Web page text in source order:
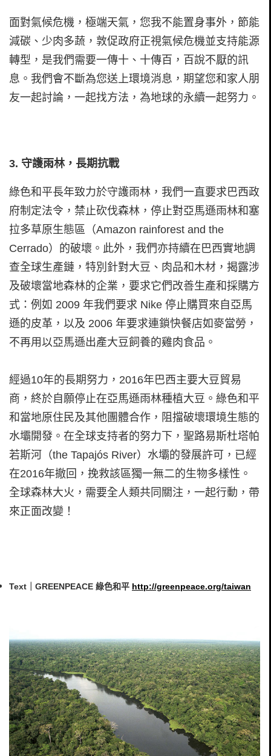
面對氣候危機，極端天氣，您我不能置身事外，節能
減碳、少肉多蔬，敦促政府正視氣候危機並支持能源
轉型，是我們需要一傳十、十傳百，百說不厭的訊
息。我們會不斷為您送上環境消息，期望您和家人朋
友一起討論，一起找方法，為地球的永續一起努力。
3. 守護雨林，長期抗戰
綠色和平長年致力於守護雨林，我們一直要求巴西政
府制定法令，禁止砍伐森林，停止對亞馬遜雨林和塞
拉多草原生態區（Amazon rainforest and the
Cerrado）的破壞。此外，我們亦持續在巴西實地調
查全球生產鏈，特別針對大豆、肉品和木材，揭露涉
及破壞當地森林的企業，要求它們改善生產和採購方
式：例如 2009 年我們要求 Nike 停止購買來自亞馬
遜的皮革，以及 2006 年要求連鎖快餐店如麥當勞，
不再用以亞馬遜出產大豆飼養的雞肉食品。
經過10年的長期努力，2016年巴西主要大豆貿易
商，終於自願停止在亞馬遜雨林種植大豆。綠色和平
和當地原住民及其他團體合作，阻擋破壞環境生態的
水壩開發。在全球支持者的努力下，聖路易斯杜塔帕
若斯河（the Tapajós River）水壩的發展許可，已經
在2016年撤回，挽救該區獨一無二的生物多樣性。
全球森林大火，需要全人類共同關注，一起行動，帶
來正面改變！
Text｜GREENPEACE 綠色和平 http://greenpeace.org/taiwan